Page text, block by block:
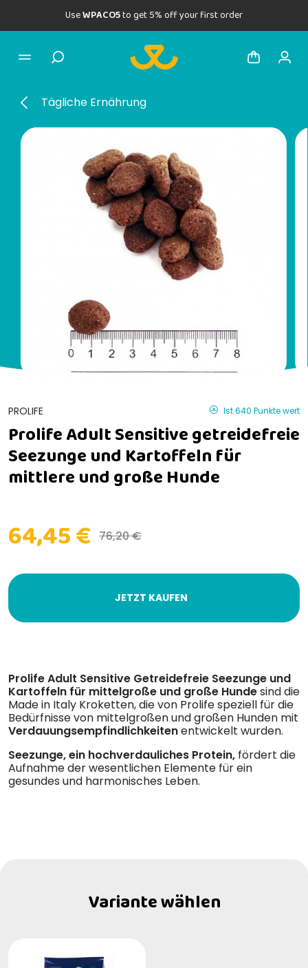
UseWPACO5to get 5% off your first order
Tägliche Ernährung
PROLIFE Ist 640 Punkte wert
Prolife Adult Sensitive getreidefreie
Seezunge und Kartoffeln für
mittlere und große Hunde
64,45 € 76,20 €
JETZT KAUFEN
Prolife Adult Sensitive Getreidefreie Seezunge und
Kartoffeln für mittelgroße und große Hundesind die
Made in Italy Kroketten, die von Prolife speziell für die
Bedürfnisse von mittelgroßen und großen Hunden mit
Verdauungsempfindlichkeitenentwickelt wurden.
Seezunge, ein hochverdauliches Protein, fördert die
Aufnahme der wesentlichen Elemente für ein
gesundes und harmonisches Leben.
Variante wählen